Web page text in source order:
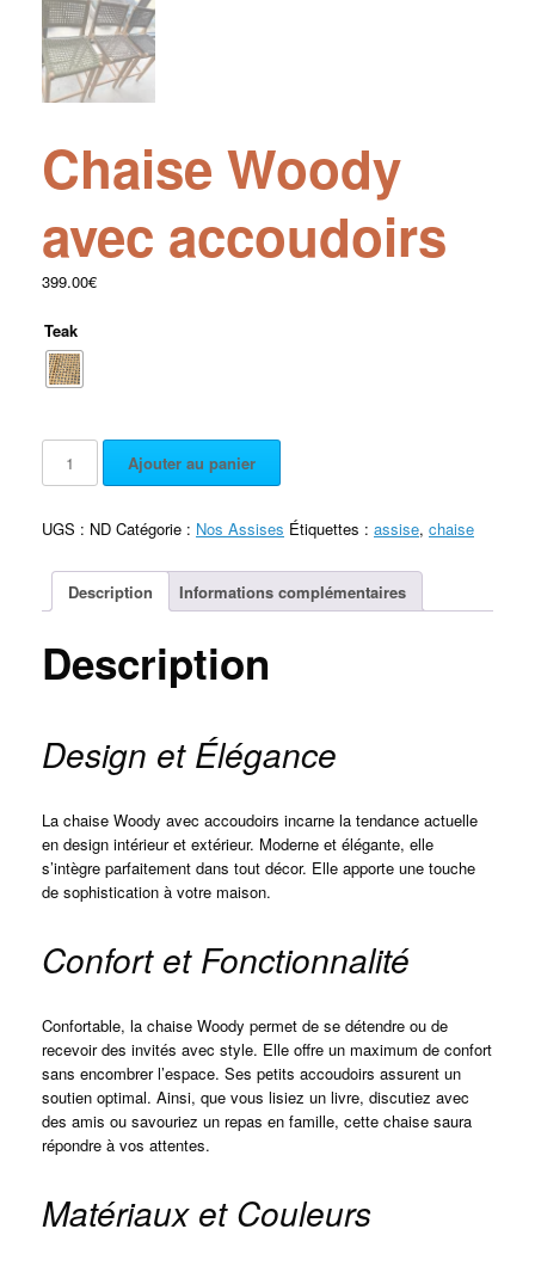
Chaise Woody
avec accoudoirs
399.00€
Teak
Ajouter au panier
UGS : ND Catégorie : Nos Assises Étiquettes : assise, chaise
Description Informations complémentaires
Description
Design et Élégance
La chaise Woody avec accoudoirs incarne la tendance actuelle
en design intérieur et extérieur. Moderne et élégante, elle
s’intègre parfaitement dans tout décor. Elle apporte une touche
de sophistication à votre maison.
Confort et Fonctionnalité
Confortable, la chaise Woody permet de se détendre ou de
recevoir des invités avec style. Elle offre un maximum de confort
sans encombrer l’espace. Ses petits accoudoirs assurent un
soutien optimal. Ainsi, que vous lisiez un livre, discutiez avec
des amis ou savouriez un repas en famille, cette chaise saura
répondre à vos attentes.
Matériaux et Couleurs